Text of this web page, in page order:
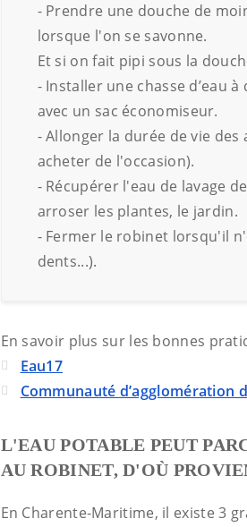
- Prendre une douche de
lorsque l'on se savonne.
Et si on fait pipi sous la
- Installer une chasse d’eau
avec un sac économiseur.
- Allonger la durée de vie
acheter de l'occasion).
- Récupérer l'eau de lavage
arroser les plantes, le jardin.
- Fermer le robinet lorsqu'il
dents...).
En savoir plus sur les bonnes
Eau17
Communauté d’agglomération
L'EAU POTABLE PEUT
AU ROBINET, D'OÙ
En Charente-Maritime, il existe 3